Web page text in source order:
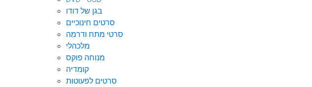
בגן של דודו
סרטים חינוכיים
סרטי מתח ודרמה
מלכהלי
מנוחה פוקס
קומדיה
סרטים לפעוטות